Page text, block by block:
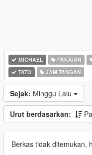
MICHAEL PAKAIAN
TATO
JAM TANGAN
Sejak: Minggu Lalu
Urut berdasarkan:
Berkas tidak ditemukan,